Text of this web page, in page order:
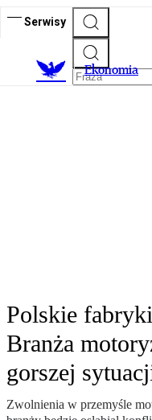
Serwisy
Ekonomia
Polskie
Branża
gorszej
Zwolnienia w przemyśle